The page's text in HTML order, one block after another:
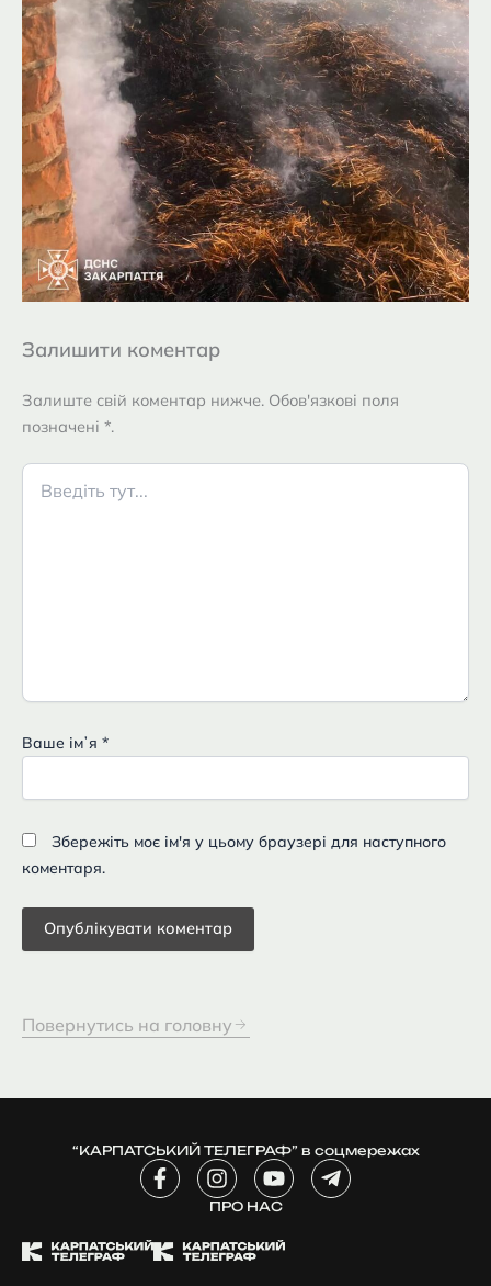
Залишити коментар
Залиште свій коментар нижче. Обов'язкові поля
позначені *.
Введіть
тут...
Ваше імʼя *
Збережіть моє ім'я у цьому браузері для наступного
коментаря.
Повернутись на головну
“КАРПАТСЬКИЙ ТЕЛЕГРАФ” в соцмережах
F
a
b
I
n
s
a
Y
o
u
t
u
T
e
ПРО НАС